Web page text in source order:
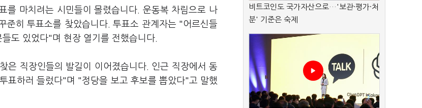
마치려는 시민들이 몰렸습니다. 운동복 차림으로 나
준히 투표소를 찾았습니다. 투표소 관계자는 "어르신들
도 있었다"며 현장 열기를 전했습니다.
은 직장인들의 발길이 이어졌습니다. 인근 직장에서 동
표하러 들렀다"며 "정당을 보고 후보를 뽑았다"고 말했
비트코인도 국가자산으로…'보관·평가·처
분' 기준은 숙제